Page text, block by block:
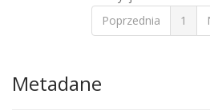
Poprzednia
1
Metadane